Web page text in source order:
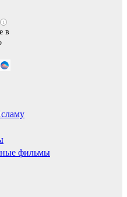
i
в
i
фильмы